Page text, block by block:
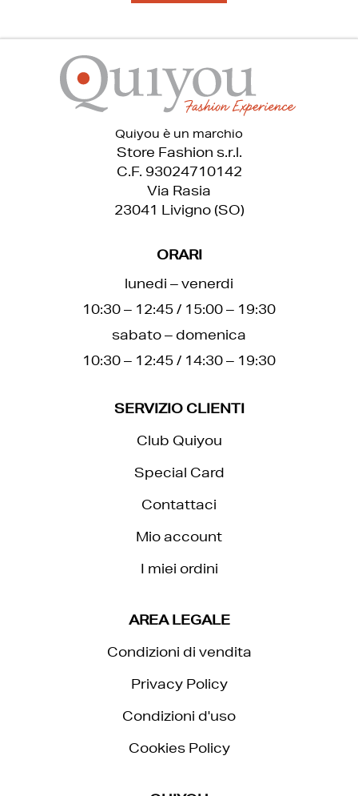
Quiyou è un marchio
Store Fashion s.r.l.
C.F. 93024710142
Via Rasia
23041 Livigno (SO)
ORARI
lunedi – venerdi
10:30 – 12:45 / 15:00 – 19:30
sabato – domenica
10:30 – 12:45 / 14:30 – 19:30
SERVIZIO CLIENTI
Club Quiyou
Special Card
Contattaci
Mio account
I miei ordini
AREA LEGALE
Condizioni di vendita
Privacy Policy
Condizioni d'uso
Cookies Policy